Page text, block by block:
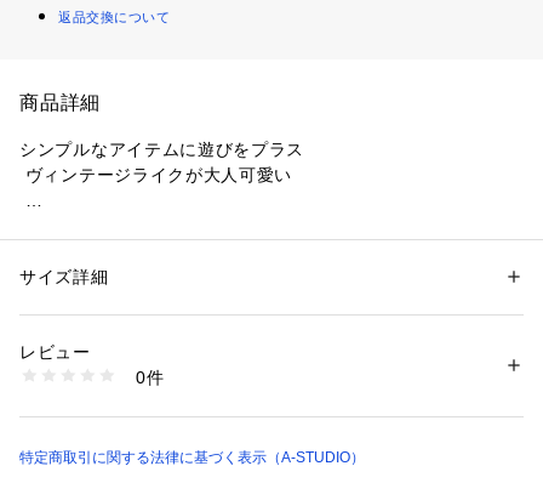
返品交換について
商品詳細
シンプルなアイテムに遊びをプラス
ヴィンテージライクが大人可愛い
やわらかで肌ざわりの良いCotton100％のハンカチーフです。
鮮やかなカラーと、ハーネス(馬具)をモチーフにしたデザイン
性別：レディース
タグ：スカーフ ハンカチ プレゼント
3070100000161
サイズ詳細
レビュー
0件
特定商取引に関する法律に基づく表示（A-STUDIO）